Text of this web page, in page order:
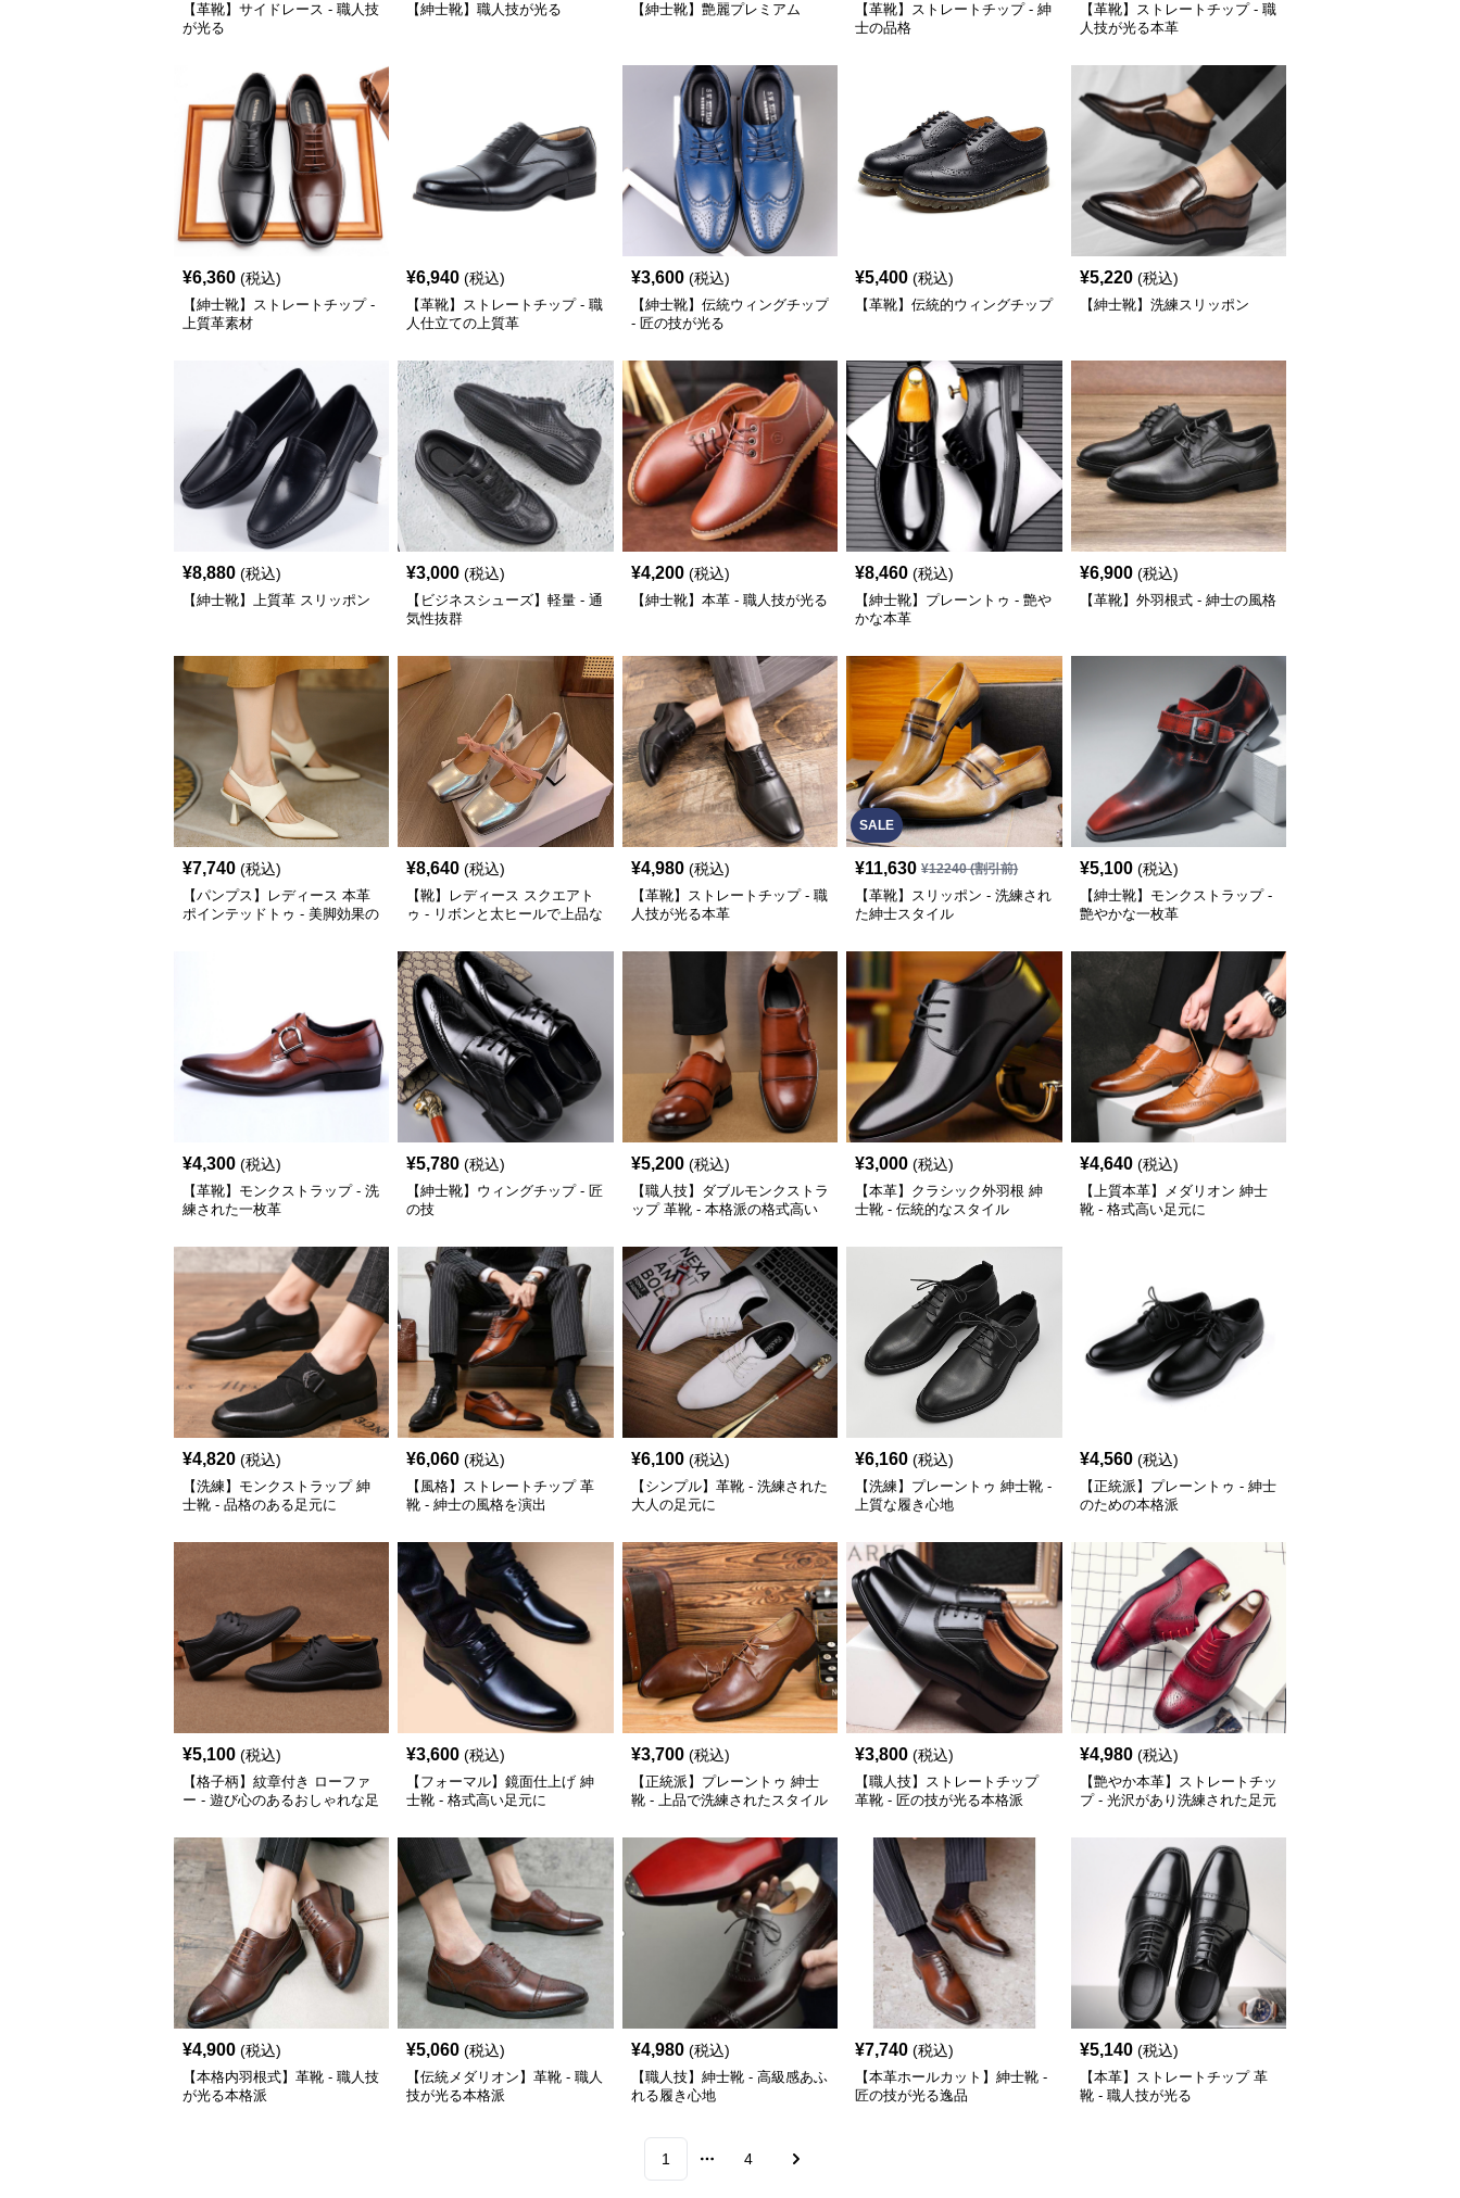
【革靴】サイドレース - 職人技
が光る
【紳士靴】職人技が光る 【紳士靴】艶麗プレミアム
【革靴】ストレートチップ - 紳
士の品格
【革靴】ストレートチップ - 職
人技が光る本革
¥6,360 (税込)
【紳士靴】ストレートチップ -
上質革素材
¥6,940 (税込)
【革靴】ストレートチップ - 職
人仕立ての上質革
¥3,600 (税込)
【紳士靴】伝統ウィングチップ
- 匠の技が光る
¥5,400 (税込)
【革靴】伝統的ウィングチップ
¥5,220 (税込)
【紳士靴】洗練スリッポン
¥8,880 (税込)
【紳士靴】上質革 スリッポン
¥3,000 (税込)
【ビジネスシューズ】軽量 - 通
気性抜群
¥4,200 (税込)
【紳士靴】本革 - 職人技が光る
¥8,460 (税込)
【紳士靴】プレーントゥ - 艶や
かな本革
¥6,900 (税込)
【革靴】外羽根式 - 紳士の風格
¥7,740 (税込)
【パンプス】レディース 本革
ポインテッドトゥ - 美脚効果の
¥8,640 (税込)
【靴】レディース スクエアト
ゥ - リボンと太ヒールで上品な
¥4,980 (税込)
【革靴】ストレートチップ - 職
人技が光る本革
SALE
¥11,630 ¥12240(割引前)
【革靴】スリッポン - 洗練され
た紳士スタイル
¥5,100 (税込)
【紳士靴】モンクストラップ -
艶やかな一枚革
¥4,300 (税込)
【革靴】モンクストラップ - 洗
練された一枚革
¥5,780 (税込)
【紳士靴】ウィングチップ - 匠
の技
¥5,200 (税込)
【職人技】ダブルモンクストラ
ップ 革靴 - 本格派の格式高い
¥3,000 (税込)
【本革】クラシック外羽根 紳
士靴 - 伝統的なスタイル
¥4,640 (税込)
【上質本革】メダリオン 紳士
靴 - 格式高い足元に
¥4,820 (税込)
【洗練】モンクストラップ 紳
士靴 - 品格のある足元に
¥6,060 (税込)
【風格】ストレートチップ 革
靴 - 紳士の風格を演出
¥6,100 (税込)
【シンプル】革靴 - 洗練された
大人の足元に
¥6,160 (税込)
【洗練】プレーントゥ 紳士靴 -
上質な履き心地
¥4,560 (税込)
【正統派】プレーントゥ - 紳士
のための本格派
¥5,100 (税込)
【格子柄】紋章付き ローファ
ー - 遊び心のあるおしゃれな足
¥3,600 (税込)
【フォーマル】鏡面仕上げ 紳
士靴 - 格式高い足元に
¥3,700 (税込)
【正統派】プレーントゥ 紳士
靴 - 上品で洗練されたスタイル
¥3,800 (税込)
【職人技】ストレートチップ
革靴 - 匠の技が光る本格派
¥4,980 (税込)
【艶やか本革】ストレートチッ
プ - 光沢があり洗練された足元
¥4,900 (税込)
【本格内羽根式】革靴 - 職人技
が光る本格派
¥5,060 (税込)
【伝統メダリオン】革靴 - 職人
技が光る本格派
¥4,980 (税込)
【職人技】紳士靴 - 高級感あふ
れる履き心地
¥7,740 (税込)
【本革ホールカット】紳士靴 -
匠の技が光る逸品
¥5,140 (税込)
【本革】ストレートチップ 革
靴 - 職人技が光る
1
More pages
4